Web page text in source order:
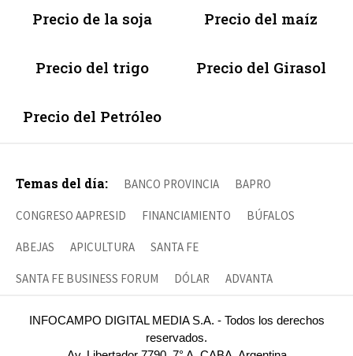
Precio de la soja Precio del maíz
Precio del trigo Precio del Girasol
Precio del Petróleo
Temas del día: BANCO PROVINCIA BAPRO
CONGRESO AAPRESID FINANCIAMIENTO BÚFALOS
ABEJAS APICULTURA SANTA FE
SANTA FE BUSINESS FORUM DÓLAR ADVANTA
INFOCAMPO DIGITAL MEDIA S.A. - Todos los derechos
reservados.